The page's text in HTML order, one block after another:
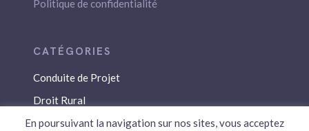
Politique de confidentialité
Conduite de Projet
Droit Rural
Droit Social
En poursuivant la navigation sur nos sites, vous acceptez